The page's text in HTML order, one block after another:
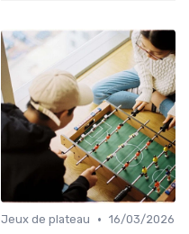
Jeux de plateau • 16/03/2026